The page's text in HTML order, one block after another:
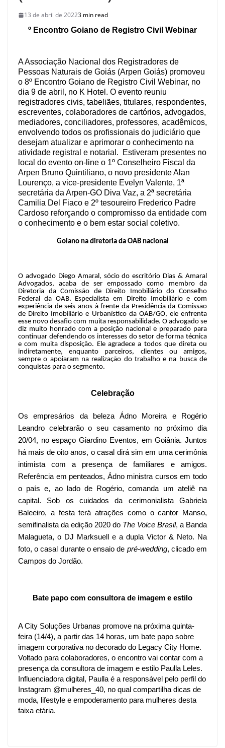
13 de abril de 20223 min read
º Encontro Goiano de Registro Civil Webinar
A Associação Nacional dos Registradores de
Pessoas Naturais de Goiás (Arpen Goiás) promoveu
o 8º Encontro Goiano de Registro Civil Webinar, no
dia 9 de abril, no K Hotel. O evento reuniu
registradores civis, tabeliães, titulares, respondentes,
escreventes, colaboradores de cartórios, advogados,
mediadores, conciliadores, professores, acadêmicos,
envolvendo todos os profissionais do judiciário que
desejam atualizar e aprimorar o conhecimento na
atividade registral e notarial. Estiveram presentes no
local do evento on-line o 1º Conselheiro Fiscal da
Arpen Bruno Quintiliano, o novo presidente Alan
Lourenço, a vice-presidente Evelyn Valente, 1ª
secretária da Arpen-GO Diva Vaz, a 2ª secretária
Camilia Del Fiaco e 2º tesoureiro Frederico Padre
Cardoso reforçando o compromisso da entidade com
o conhecimento e o bem estar social coletivo.
Goiano na diretoria da OAB nacional
O advogado Diego Amaral, sócio do escritório Dias & Amaral
Advogados, acaba de ser empossado como membro da
Diretoria da Comissão de Direito Imobiliário do Conselho
Federal da OAB. Especialista em Direito Imobiliário e com
experiência de seis anos à frente da Presidência da Comissão
de Direito Imobiliário e Urbanístico da OAB/GO, ele enfrenta
esse novo desafio com muita responsabilidade. O advogado se
diz muito honrado com a posição nacional e preparado para
continuar defendendo os interesses do setor de forma técnica
e com muita disposição. Ele agradece a todos que direta ou
indiretamente, enquanto parceiros, clientes ou amigos,
sempre o apoiaram na realização do trabalho e na busca de
conquistas para o segmento.
Celebração
Os empresários da beleza Ádno Moreira e Rogério
Leandro celebrarão o seu casamento no próximo dia
20/04, no espaço Giardino Eventos, em Goiânia. Juntos
há mais de oito anos, o casal dirá sim em uma cerimônia
intimista com a presença de familiares e amigos.
Referência em penteados, Ádno ministra cursos em todo
o país e, ao lado de Rogério, comanda um ateliê na
capital. Sob os cuidados da cerimonialista Gabriela
Baleeiro, a festa terá atrações como o cantor Manso,
semifinalista da edição 2020 do The Voice Brasil, a Banda
Malagueta, o DJ Marksuell e a dupla Victor & Neto. Na
foto, o casal durante o ensaio de pré-wedding, clicado em
Campos do Jordão.
Bate papo com consultora de imagem e estilo
A City Soluções Urbanas promove na próxima quinta-
feira (14/4), a partir das 14 horas, um bate papo sobre
imagem corporativa no decorado do Legacy City Home.
Voltado para colaboradores, o encontro vai contar com a
presença da consultora de imagem e estilo Paulla Leles.
Influenciadora digital, Paulla é a responsável pelo perfil do
Instagram @mulheres_40, no qual compartilha dicas de
moda, lifestyle e empoderamento para mulheres desta
faixa etária.